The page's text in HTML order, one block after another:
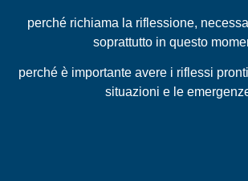
perché richiama la riflessione,
soprattutto in questo
perché è importante avere i riflessi
situazioni e le